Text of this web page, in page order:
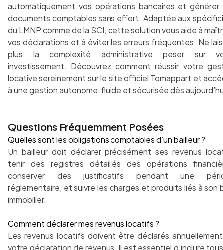
automatiquement vos opérations bancaires et générer
documents comptables sans effort. Adaptée aux
du LMNP comme de la SCI, cette solution vous aide à
vos déclarations et à éviter les erreurs fréquentes. Ne
plus la complexité administrative peser sur
investissement. Découvrez comment réussir votre
locative sereinement sur le site officiel Tomappart et
à une gestion autonome, fluide et sécurisée dès
Questions Fréquemment Posées
Quelles sont les obligations comptables d’un bailleur ?
Un bailleur doit déclarer précisément ses revenus
tenir des registres détaillés des opérations
conserver des justificatifs pendant une
réglementaire, et suivre les charges et produits liés à son
immobilier.
Comment déclarer mes revenus locatifs ?
Les revenus locatifs doivent être déclarés
votre déclaration de revenus. Il est essentiel d’inclure